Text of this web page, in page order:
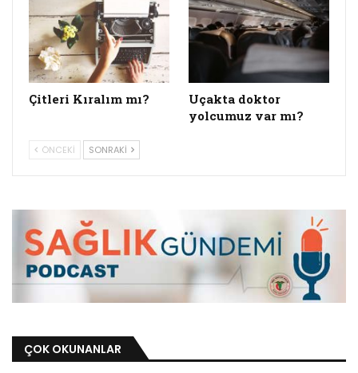
Çitleri Kıralım mı?
Uçakta doktor
yolcumuz var mı?
ÖNCEKI SONRAKI
ÇOK OKUNANLAR